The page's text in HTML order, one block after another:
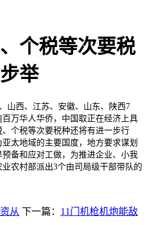
个税等次要税
举
西、江苏、安徽、山东、陕西7
万华人华侨，中国取正在经济上具
个税等次要税种还将有进一步行
太地域的主要国度，地方要求谋划
备和应对工做，为推进企业、小我
农村部派出3个由司局级干部带队的
从 下一篇： 11门机枪机炮能敌